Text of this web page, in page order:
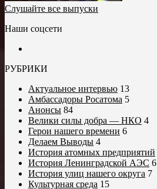
Слушайте все выпуски
Наши соцсети
РУБРИКИ
Актуальное интервью 13
Амбассадоры Росатома 5
Анонсы 84
Велики силы добра — НКО 4
Герои нашего времени 6
Делаем Выводы 4
История атомных предприятий
История Ленинградской АЭС 6
История улиц нашего округа 7
Культурная среда 15